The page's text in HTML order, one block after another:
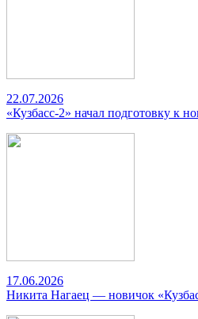
22.07.2026
«Кузбасс-2» начал подготовку к
17.06.2026
Никита Нагаец — новичок